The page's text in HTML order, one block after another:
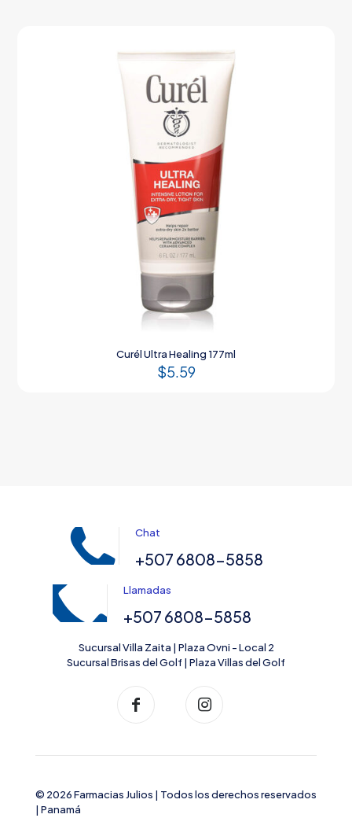
Curél Ultra Healing 177ml
$5.59
Chat
+507 6808-5858
Llamadas
+507 6808-5858
Sucursal Villa Zaita | Plaza Ovni - Local 2
Sucursal Brisas del Golf | Plaza Villas del Golf
© 2026 Farmacias Julios | Todos los derechos reservados
| Panamá